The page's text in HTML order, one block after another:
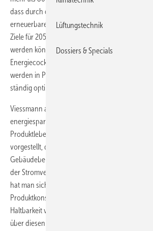
dass durch die Einsparung fossiler Energien und
erneuerbarer Energien die deutschen energie-
Ziele für 2050 schon heute mit marktverfügbarer
werden können. Mittels eines
Energiecockpits es zeigt den energetischen
werden in Produktion und Verwaltung
ständig optimiert.
Viessmann arbeitet darüber hinaus
energiesparender, effizienter Produkte und
Produktlebenszyklusbetrachtung. Im März 2013
vorgestellt, die zur Reduktion des
Gebäudebereich um bis zu 30 Prozent sowie zur
der Stromversorgung und damit zur
hat man sich für eine langlebige,
Produktkonstruktion entschieden, unter
Haltbarkeit von mehr als 20 Jahren und die
über diesen Zeitraum. Die Differenzierung der
Lüftungstechnik
Dossiers & Specials